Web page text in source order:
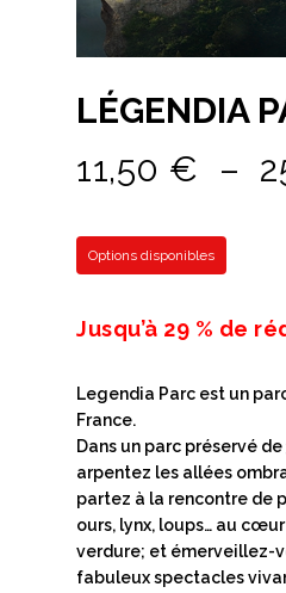
LÉGENDIA
11,50 € –
Options disponibles
Jusqu’à 29 % de
Legendia Parc est un
France.
Dans un parc préservé
arpentez les allées
partez à la rencontre de
ours, lynx, loups… au cœur
verdure; et émerveillez-
fabuleux spectacles